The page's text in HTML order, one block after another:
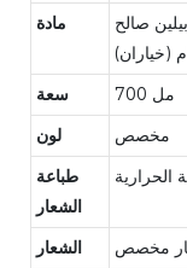
مادة
صالح
(خياران)
سعة
700 مل
لون
مخصص
طباعة
الشعار
الحرارية
الشعار
مخصص